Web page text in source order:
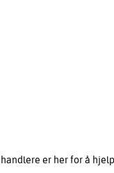
er her for å